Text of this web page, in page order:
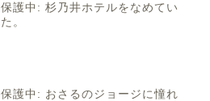
保護中: 杉乃井ホテルをなめてい
た。
保護中: おさるのジョージに憧れ